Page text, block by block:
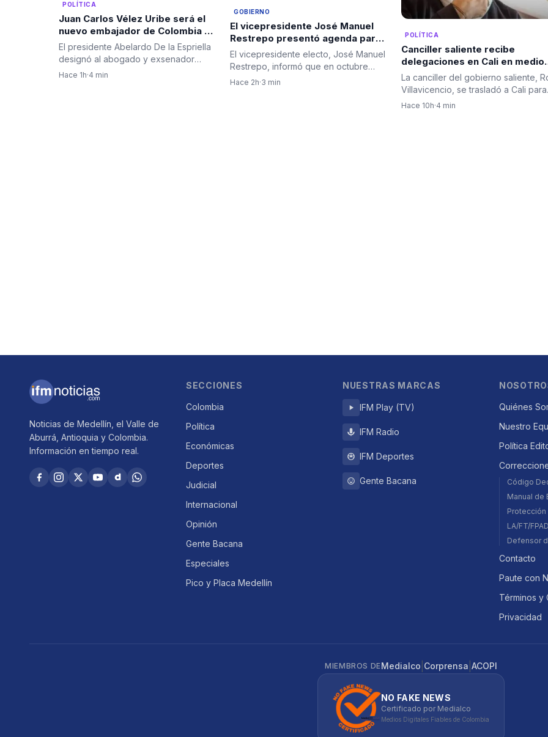
POLÍTICA
Juan Carlos Vélez Uribe será el
nuevo embajador de Colombia en
Ecuador por designación del
presidente Abelardo De la
Espriella
El presidente Abelardo De la Espriella
designó al abogado y exsenador
antioqueño Juan Carlos Vélez…
Hace 1h·4 min
GOBIERNO
El vicepresidente José Manuel
Restrepo presentó agenda para
restablecer la relación bilateral
entre Colombia e Israel
El vicepresidente electo, José Manuel
Restrepo, informó que en octubre
encabezará una delegación de…
Hace 2h·3 min
POLÍTICA
Canciller saliente recibe
delegaciones en Cali en medio
del rechazo de algunas que ha
llevado a cambios en el
diplomático
La canciller del gobierno saliente,
Villavicencio, se trasladó a Cali para
encabezar el…
Hace 10h·4 min
Noticias de Medellín, el Valle de
Aburrá, Antioquia y Colombia.
Información en tiempo real.
SECCIONES
Colombia
Política
Económicas
Deportes
Judicial
Internacional
Opinión
Gente Bacana
Especiales
Pico y Placa Medellín
NUESTRAS MARCAS
IFM Play (TV)
IFM Radio
IFM Deportes
Gente Bacana
Quiénes
Nuestro
Política
Código
Manual de
Protección
LA/FT/
Defensor
Contacto
Paute con
Términos y
Privacidad
MIEMBROS DEMedialco Corprensa ACOPI
NO FAKE NEWS
Certificado por Medialco
Medios Digitales Fiables de Colombia